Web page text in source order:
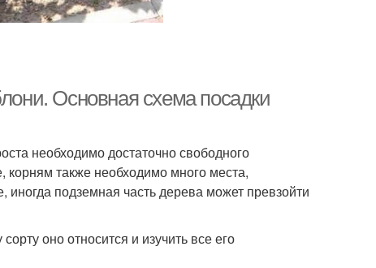
Основная схема посадки
необходимо достаточно свободного
корням также необходимо много места,
подземная часть дерева может превзойти
оно относится и изучить все его